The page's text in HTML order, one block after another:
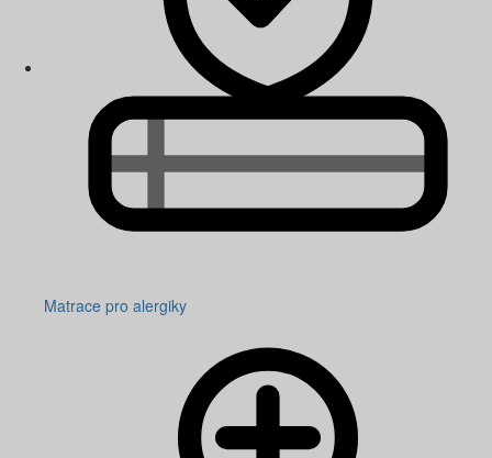
Matrace pro alergiky